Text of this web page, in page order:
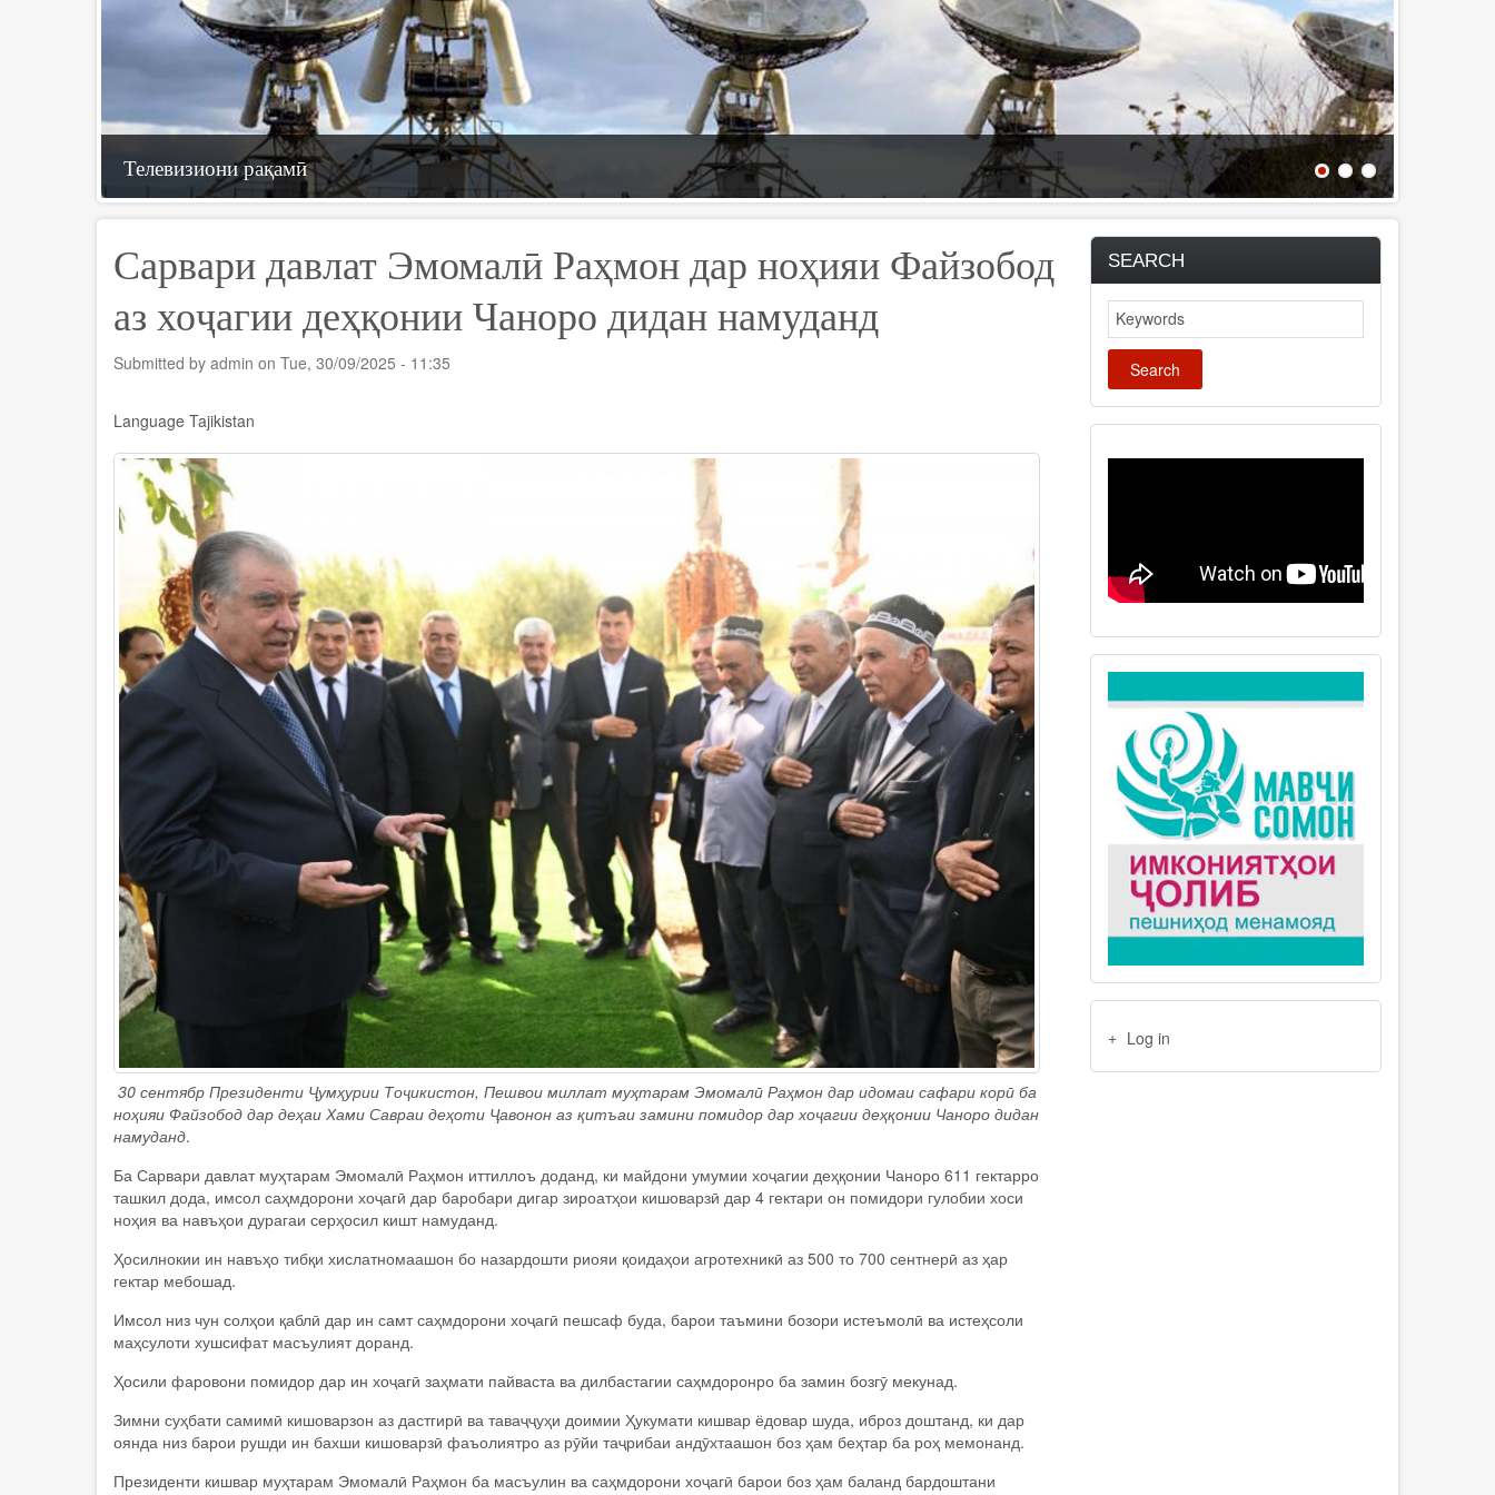
Телевизиони рақамӣ
Технологияҳои иттилоотӣ
ҶСК «Телерадиоком»
Сарвари давлат Эмомалӣ Раҳмон дар ноҳияи Файзобод
аз хоҷагии деҳқонии Чаноро дидан намуданд
Submitted by admin on Tue, 30/09/2025 - 11:35
Language Tajikistan
30 сентябр Президенти Ҷумҳурии Тоҷикистон, Пешвои миллат муҳтарам Эмомалӣ Раҳмон дар идомаи сафари корӣ ба
ноҳияи Файзобод дар деҳаи Хами Савраи деҳоти Ҷавонон аз қитъаи замини помидор дар хоҷагии деҳқонии Чаноро дидан
намуданд.
Ба Сарвари давлат муҳтарам Эмомалӣ Раҳмон иттиллоъ доданд, ки майдони умумии хоҷагии деҳқонии Чаноро 611 гектарро
ташкил дода, имсол саҳмдорони хоҷагӣ дар баробари дигар зироатҳои кишоварзӣ дар 4 гектари он помидори гулобии хоси
ноҳия ва навъҳои дурагаи серҳосил кишт намуданд.
Ҳосилнокии ин навъҳо тибқи хислатномаашон бо назардошти риояи қоидаҳои агротехникӣ аз 500 то 700 сентнерӣ аз ҳар
гектар мебошад.
Имсол низ чун солҳои қаблӣ дар ин самт саҳмдорони хоҷагӣ пешсаф буда, барои таъмини бозори истеъмолӣ ва истеҳсоли
маҳсулоти хушсифат масъулият доранд.
Ҳосили фаровони помидор дар ин хоҷагӣ заҳмати пайваста ва дилбастагии саҳмдоронро ба замин бозгӯ мекунад.
Зимни суҳбати самимӣ кишоварзон аз дастгирӣ ва таваҷҷуҳи доимии Ҳукумати кишвар ёдовар шуда, иброз доштанд, ки дар
оянда низ барои рушди ин бахши кишоварзӣ фаъолиятро аз рӯйи таҷрибаи андӯхтаашон боз ҳам беҳтар ба роҳ мемонанд.
Президенти кишвар муҳтарам Эмомалӣ Раҳмон ба масъулин ва саҳмдорони хоҷагӣ барои боз ҳам баланд бардоштани
SEARCH
Search
ACCOUNT
MENU
Log in